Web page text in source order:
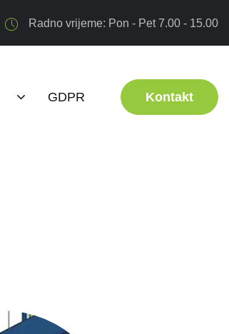
Radno vrijeme: Pon - Pet 7.00 - 15.00
GDPR Kontakt